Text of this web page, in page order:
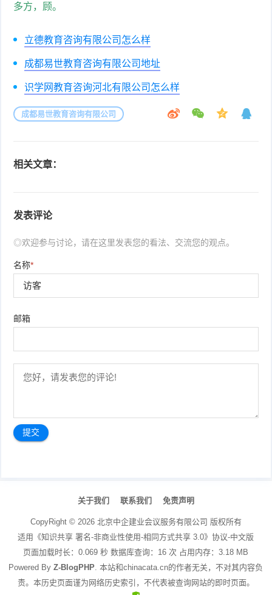
多方，顾。
立德教育咨询有限公司怎么样
成都易世教育咨询有限公司地址
识学网教育咨询河北有限公司怎么样
成都易世教育咨询有限公司
相关文章：
发表评论
◎欢迎参与讨论，请在这里发表您的看法、交流您的观点。
名称*
邮箱
关于我们 联系我们 免责声明
CopyRight © 2026 北京中企建业会议服务有限公司 版权所有
适用《知识共享 署名-非商业性使用-相同方式共享 3.0》协议-中文版
页面加载时长：0.069 秒 数据库查询：16 次 占用内存：3.18 MB
Powered ByZ-BlogPHP . 本站和chinacata.cn的作者无关，不对其内容负
责。本历史页面谨为网络历史索引，不代表被查询网站的即时页面。